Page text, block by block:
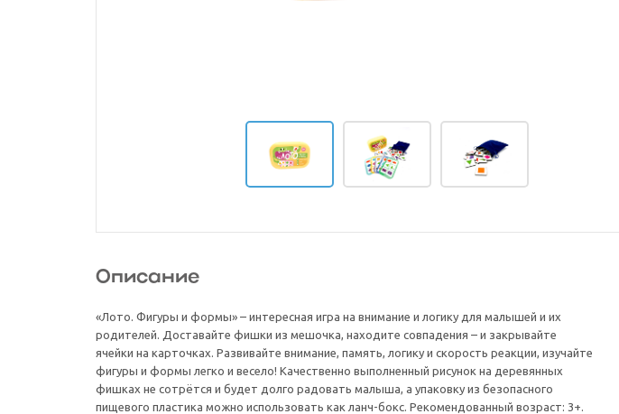
Описание
«Лото. Фигуры и формы» – интересная игра на внимание и логику для малышей и их
родителей. Доставайте фишки из мешочка, находите совпадения – и закрывайте
ячейки на карточках. Развивайте внимание, память, логику и скорость реакции, изучайте
фигуры и формы легко и весело! Качественно выполненный рисунок на деревянных
фишках не сотрётся и будет долго радовать малыша, а упаковку из безопасного
пищевого пластика можно использовать как ланч-бокс. Рекомендованный возраст: 3+.